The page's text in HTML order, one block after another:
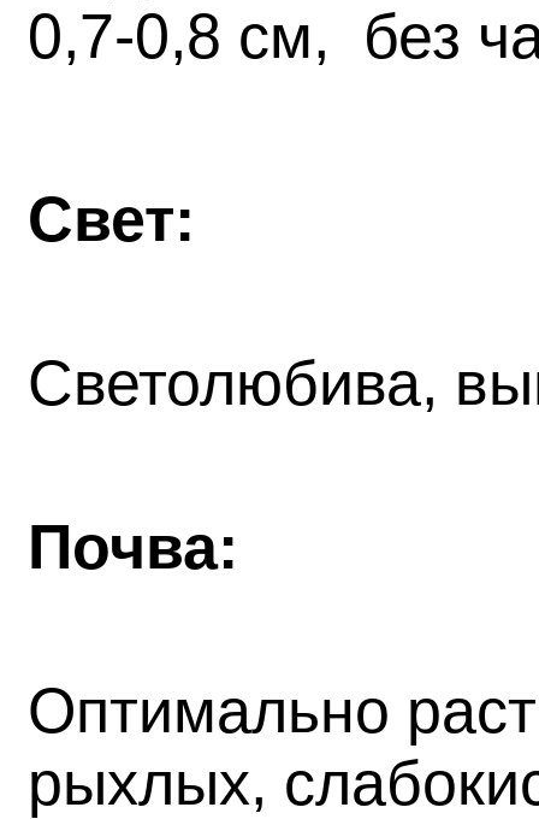
0,7-0,8 см, без
Свет:
Светолюбива,
Почва:
Оптимально
рыхлых,